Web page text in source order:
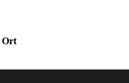
Ort